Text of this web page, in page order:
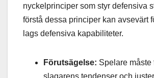
nyckelprinciper som styr defensiva
förstå dessa principer kan avsevärt
lags defensiva kapabiliteter.
Förutsägelse: Spelare måste
slagarens tendenser och